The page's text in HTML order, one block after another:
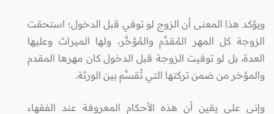
ويؤكد هذا المعنى أن الزوج لو توفي قبل الدخول؛ استحقت
الزوجة كل المهر المُقدَّم والمُؤخَّر، ولها الميراث وعليها
العدة، بل لو توفيت الزوجة قبل الدخول كان مهرها المقدم
والمؤخر من ضمن تركتها التي تُقسَّم بين الورثة.
وإني على يقين أن هذه الأحكام المعروفة عند الفقهاء